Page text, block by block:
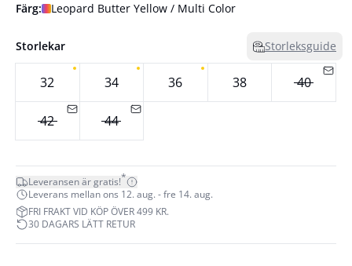
Färg: Leopard Butter Yellow / Multi Color
Storlekar Storleksguide
32 34 36 38 40
42 44
Leveransen är gratis!*
Leverans mellan ons 12. aug. - fre 14. aug.
FRI FRAKT VID KÖP ÖVER 499 KR.
30 DAGARS LÄTT RETUR